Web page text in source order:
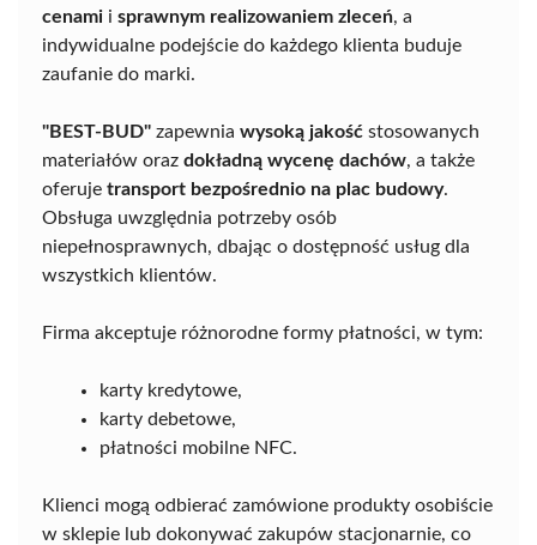
cenami i sprawnym realizowaniem zleceń, a
indywidualne podejście do każdego klienta buduje
zaufanie do marki.
"BEST-BUD" zapewnia wysoką jakość stosowanych
materiałów oraz dokładną wycenę dachów, a także
oferuje transport bezpośrednio na plac budowy.
Obsługa uwzględnia potrzeby osób
niepełnosprawnych, dbając o dostępność usług dla
wszystkich klientów.
Firma akceptuje różnorodne formy płatności, w tym:
karty kredytowe,
karty debetowe,
płatności mobilne NFC.
Klienci mogą odbierać zamówione produkty osobiście
w sklepie lub dokonywać zakupów stacjonarnie, co